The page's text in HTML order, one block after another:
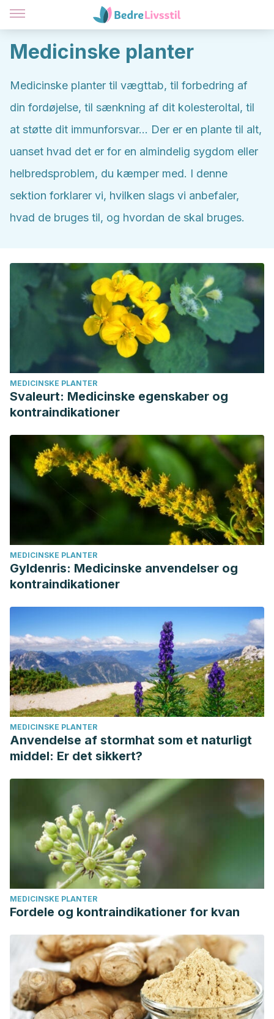
Medicinske planter
Medicinske planter til vægttab, til forbedring af
din fordøjelse, til sænkning af dit kolesteroltal, til
at støtte dit immunforsvar... Der er en plante til alt,
uanset hvad det er for en almindelig sygdom eller
helbredsproblem, du kæmper med. I denne
sektion forklarer vi, hvilken slags vi anbefaler,
hvad de bruges til, og hvordan de skal bruges.
MEDICINSKE PLANTER
Svaleurt: Medicinske egenskaber og
kontraindikationer
MEDICINSKE PLANTER
Gyldenris: Medicinske anvendelser og
kontraindikationer
MEDICINSKE PLANTER
Anvendelse af stormhat som et naturligt
middel: Er det sikkert?
MEDICINSKE PLANTER
Fordele og kontraindikationer for kvan